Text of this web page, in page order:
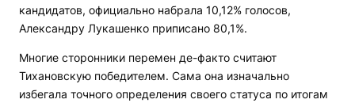
кандидатов, официально набрала 10,12% голосов,
Александру Лукашенко приписано 80,1%.
Многие сторонники перемен де-факто считают
Тихановскую победителем. Сама она изначально
избегала точного определения своего статуса по итогам